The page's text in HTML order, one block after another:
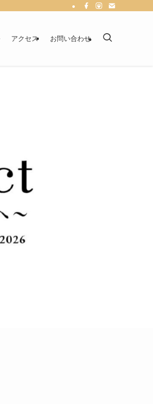
アクセス お問い合わせ